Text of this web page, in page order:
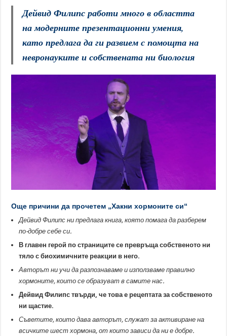
Дейвид Филипс работи много в областта
на модерните презентационни умения,
като предлага да ги развием с помощта на
невронауките и собствената ни биология
Още причини да прочетем „Хакни хормоните си“
Дейвид Филипс ни предлага книга, която помага да разберем
по-добре себе си.
В главен герой по страниците се превръща собственото ни
тяло с биохимичните реакции в него.
Авторът ни учи да разпознаваме и използваме правилно
хормоните, които се образуват в самите нас.
Дейвид Филипс твърди, че това е рецептата за собственото
ни щастие.
Съветите, които дава авторът, служат за активиране на
всичките шест хормона, от които зависи да ни е добре.